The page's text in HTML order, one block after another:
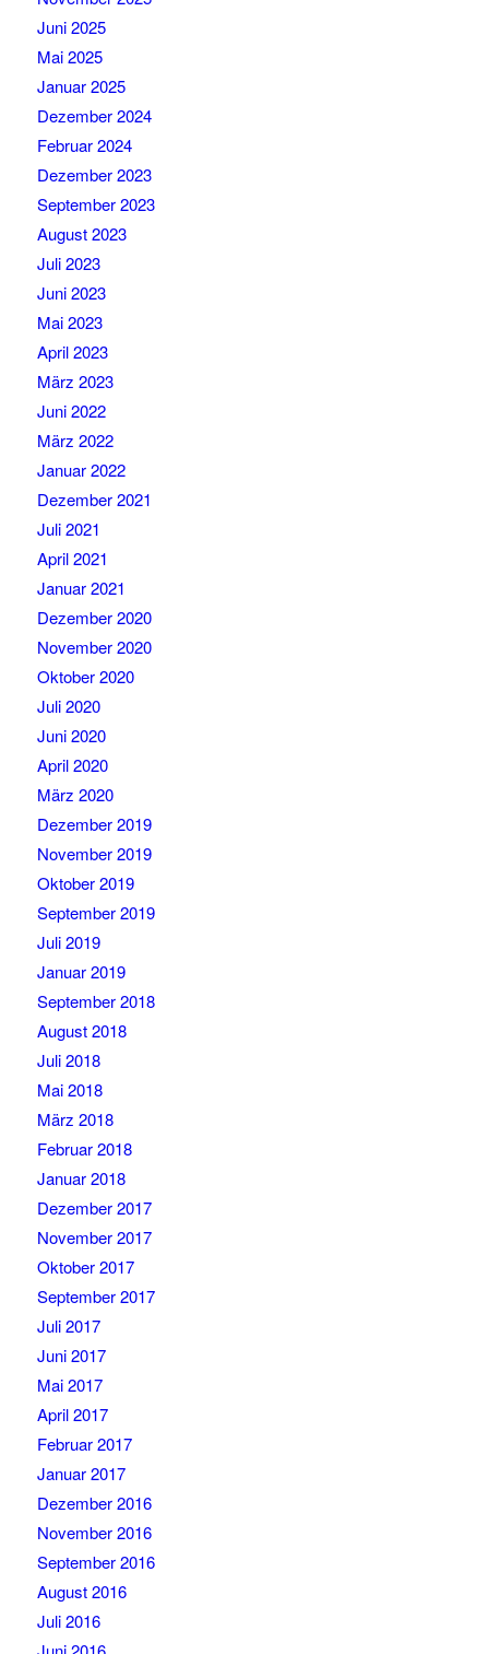
Juni 2025
Mai 2025
Januar 2025
Dezember 2024
Februar 2024
Dezember 2023
September 2023
August 2023
Juli 2023
Juni 2023
Mai 2023
April 2023
März 2023
Juni 2022
März 2022
Januar 2022
Dezember 2021
Juli 2021
April 2021
Januar 2021
Dezember 2020
November 2020
Oktober 2020
Juli 2020
Juni 2020
April 2020
März 2020
Dezember 2019
November 2019
Oktober 2019
September 2019
Juli 2019
Januar 2019
September 2018
August 2018
Juli 2018
Mai 2018
März 2018
Februar 2018
Januar 2018
Dezember 2017
November 2017
Oktober 2017
September 2017
Juli 2017
Juni 2017
Mai 2017
April 2017
Februar 2017
Januar 2017
Dezember 2016
November 2016
September 2016
August 2016
Juli 2016